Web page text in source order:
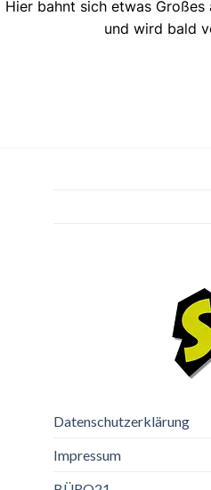
Hier bahnt sich etwas
und wird bald
Datenschutzerklärung
Impressum